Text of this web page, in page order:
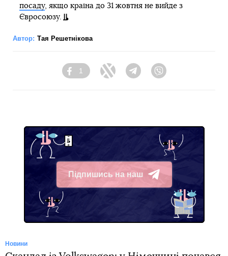
посаду, якщо країна до 31 жовтня не вийде з
Євросоюзу.
Автор: Тая Решетнікова
Facebook
1
Twitter TelegramViber
Підпишись на наш
Telegram
Новини